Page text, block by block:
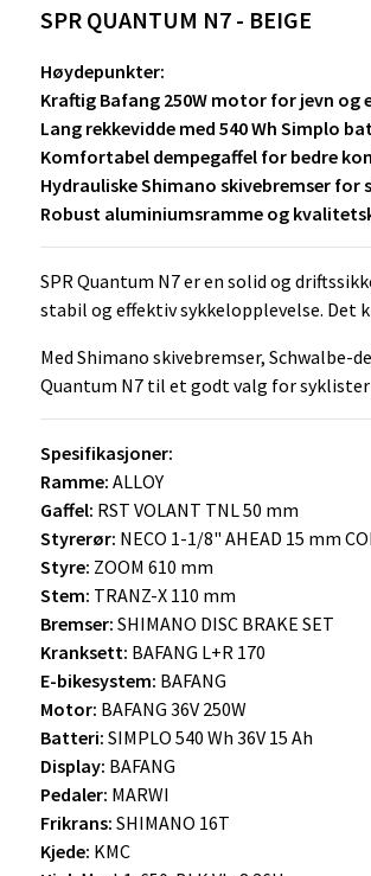
SPR QUANTUM N7 - BEIGE
Høydepunkter:
Kraftig Bafang 250W motor for jevn
Lang rekkevidde med 540 Wh Simplo
Komfortabel dempegaffel for bedre
Hydrauliske Shimano skivebremser for
Robust aluminiumsramme og
SPR Quantum N7 er en solid og
stabil og effektiv sykkelopplevelse. Det
Med Shimano skivebremser,
Quantum N7 til et godt valg for
Spesifikasjoner:
Ramme: ALLOY
Gaffel: RST VOLANT TNL 50 mm
Styrerør: NECO 1-1/8" AHEAD 15 mm
Styre: ZOOM 610 mm
Stem: TRANZ-X 110 mm
Bremser: SHIMANO DISC BRAKE SET
Kranksett: BAFANG L+R 170
E-bikesystem: BAFANG
Motor: BAFANG 36V 250W
Batteri: SIMPLO 540 Wh 36V 15 Ah
Display: BAFANG
Pedaler: MARWI
Frikrans: SHIMANO 16T
Kjede: KMC